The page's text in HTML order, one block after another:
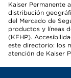
Kaiser Permanente
distribución
del Mercado de
productos y líneas
(KFHP).
este directorio: los
atención de Kaiser